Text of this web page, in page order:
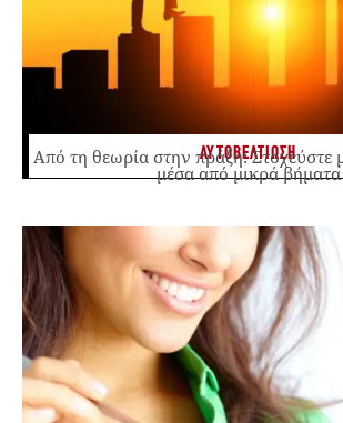
ΑΥΤΟΒΕΛΤΙΩΣΗ
Από τη θεωρία στην πράξη: Στοχεύστε
μέσα από μικρά βήματα